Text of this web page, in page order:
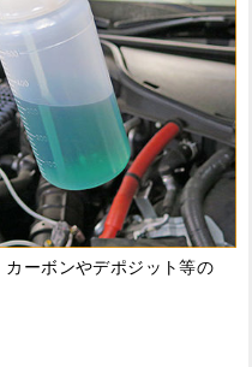
ーボンやデポジット等の